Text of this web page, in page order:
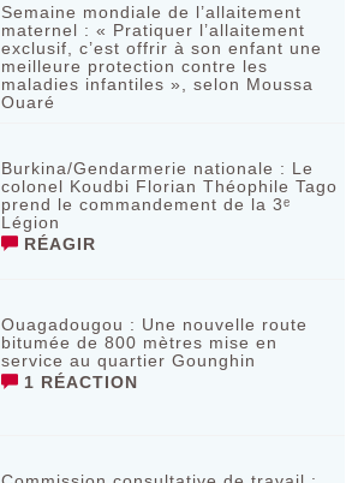
Semaine mondiale de l’allaitement
maternel : « Pratiquer l’allaitement
exclusif, c’est offrir à son enfant une
meilleure protection contre les
maladies infantiles », selon Moussa
Ouaré
Burkina/Gendarmerie nationale : Le
colonel Koudbi Florian Théophile Tago
prend le commandement de la 3ᵉ
Légion
RÉAGIR
Ouagadougou : Une nouvelle route
bitumée de 800 mètres mise en
service au quartier Gounghin
1 RÉACTION